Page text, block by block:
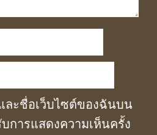
ละชื่อเว็บไซต์ของฉันบน
การแสดงความเห็นครั้ง